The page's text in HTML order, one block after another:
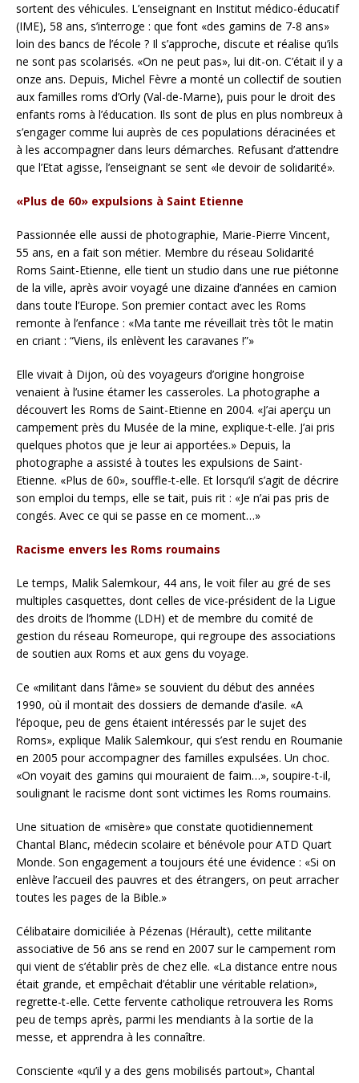
sortent des véhicules. L’enseignant en Institut médico-éducatif
(IME), 58 ans, s’interroge : que font «des gamins de 7-8 ans»
loin des bancs de l’école ? Il s’approche, discute et réalise qu’ils
ne sont pas scolarisés. «On ne peut pas», lui dit-on. C’était il y a
onze ans. Depuis, Michel Fèvre a monté un collectif de soutien
aux familles roms d’Orly (Val-de-Marne), puis pour le droit des
enfants roms à l’éducation. Ils sont de plus en plus nombreux à
s’engager comme lui auprès de ces populations déracinées et
à les accompagner dans leurs démarches. Refusant d’attendre
que l’Etat agisse, l’enseignant se sent «le devoir de solidarité».
«Plus de 60» expulsions à Saint Etienne
Passionnée elle aussi de photographie, Marie-Pierre Vincent,
55 ans, en a fait son métier. Membre du réseau Solidarité
Roms Saint-Etienne, elle tient un studio dans une rue piétonne
de la ville, après avoir voyagé une dizaine d’années en camion
dans toute l’Europe. Son premier contact avec les Roms
remonte à l’enfance : «Ma tante me réveillait très tôt le matin
en criant : “Viens, ils enlèvent les caravanes !”»
Elle vivait à Dijon, où des voyageurs d’origine hongroise
venaient à l’usine étamer les casseroles. La photographe a
découvert les Roms de Saint-Etienne en 2004. «J’ai aperçu un
campement près du Musée de la mine, explique-t-elle. J’ai pris
quelques photos que je leur ai apportées.» Depuis, la
photographe a assisté à toutes les expulsions de Saint-
Etienne. «Plus de 60», souffle-t-elle. Et lorsqu’il s’agit de décrire
son emploi du temps, elle se tait, puis rit : «Je n’ai pas pris de
congés. Avec ce qui se passe en ce moment…»
Racisme envers les Roms roumains
Le temps, Malik Salemkour, 44 ans, le voit filer au gré de ses
multiples casquettes, dont celles de vice-président de la Ligue
des droits de l’homme (LDH) et de membre du comité de
gestion du réseau Romeurope, qui regroupe des associations
de soutien aux Roms et aux gens du voyage.
Ce «militant dans l’âme» se souvient du début des années
1990, où il montait des dossiers de demande d’asile. «A
l’époque, peu de gens étaient intéressés par le sujet des
Roms», explique Malik Salemkour, qui s’est rendu en Roumanie
en 2005 pour accompagner des familles expulsées. Un choc.
«On voyait des gamins qui mouraient de faim…», soupire-t-il,
soulignant le racisme dont sont victimes les Roms roumains.
Une situation de «misère» que constate quotidiennement
Chantal Blanc, médecin scolaire et bénévole pour ATD Quart
Monde. Son engagement a toujours été une évidence : «Si on
enlève l’accueil des pauvres et des étrangers, on peut arracher
toutes les pages de la Bible.»
Célibataire domiciliée à Pézenas (Hérault), cette militante
associative de 56 ans se rend en 2007 sur le campement rom
qui vient de s’établir près de chez elle. «La distance entre nous
était grande, et empêchait d’établir une véritable relation»,
regrette-t-elle. Cette fervente catholique retrouvera les Roms
peu de temps après, parmi les mendiants à la sortie de la
messe, et apprendra à les connaître.
Consciente «qu’il y a des gens mobilisés partout», Chantal